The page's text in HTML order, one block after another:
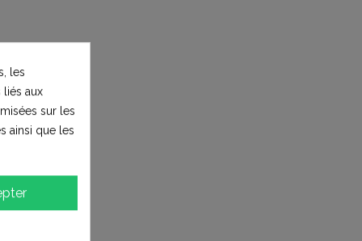
les
liés aux
sur les
ainsi que les